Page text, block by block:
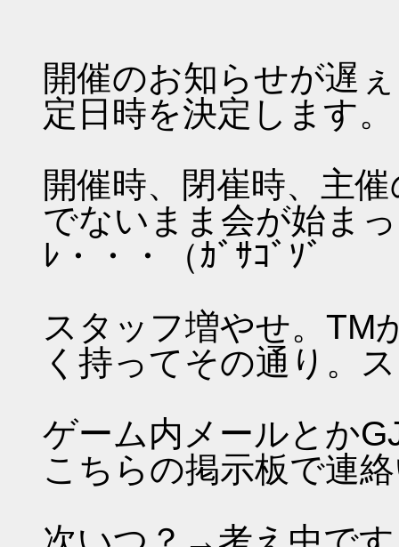
開催のお知らせが遅
定日時を決定します。
開催時、閉崔時、主
でないまま会が始ま
ﾚ・・・（ｶﾞｻｺﾞｿﾞ
スタッフ増やせ。
く持ってその通り。
ゲーム内メールとか
こちらの掲示板で連